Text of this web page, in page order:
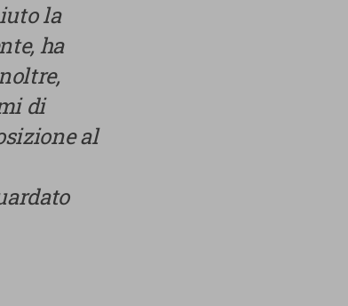
la
ha
di
al